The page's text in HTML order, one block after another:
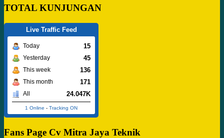
TOTAL KUNJUNGAN
Live Traffic Feed
Today 15
Yesterday 45
This week 136
This month 171
All 24.047K
1 Online - Tracking ON
Fans Page Cv Mitra Jaya Teknik